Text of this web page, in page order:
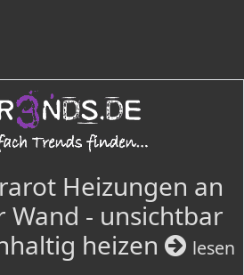
Heizungen an
Wand - unsichtbar
heizen
lesen